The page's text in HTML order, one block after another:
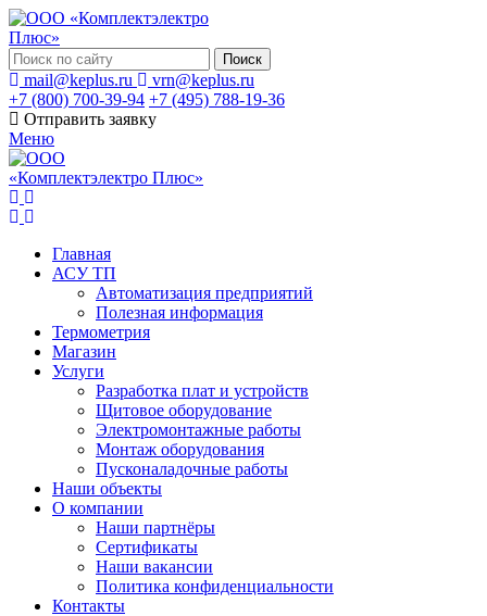
Поиск
mail@keplus.ru
vrn@keplus.ru
+7 (800) 700-39-94 +7 (495) 788-19-36
Отправить заявку
Меню
Главная
АСУ ТП
Автоматизация предприятий
Полезная информация
Термометрия
Магазин
Услуги
Разработка плат и устройств
Щитовое оборудование
Электромонтажные работы
Монтаж оборудования
Пусконаладочные работы
Наши объекты
О компании
Наши партнёры
Сертификаты
Наши вакансии
Политика конфиденциальности
Контакты